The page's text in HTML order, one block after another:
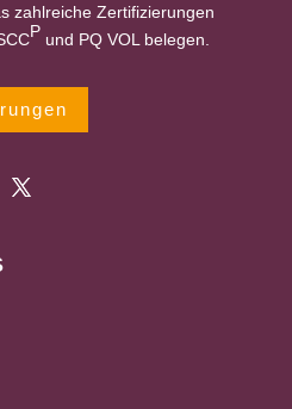
zahlreiche Zertifizierungen
P und PQ VOL belegen.